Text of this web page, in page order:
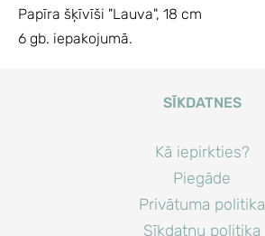
Papīra šķīvīši "Lauva", 18 cm
6 gb. iepakojumā.
SĪKDATNES
Kā iepirkties?
Piegāde
Privātuma politika
Sīkdatņu politika